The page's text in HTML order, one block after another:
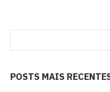
POSTS MAIS